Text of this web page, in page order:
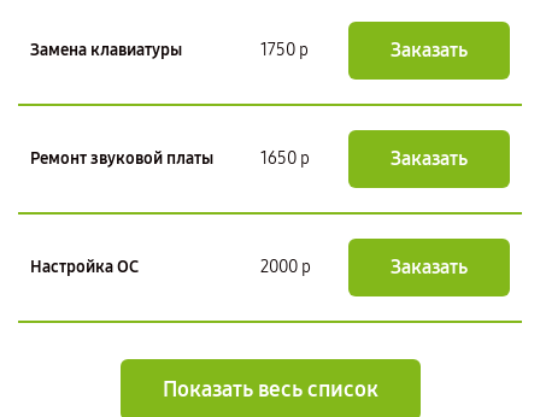
Замена клавиатуры 1750 р Заказать
Ремонт звуковой платы 1650 р Заказать
Настройка ОС 2000 р Заказать
Показать весь список